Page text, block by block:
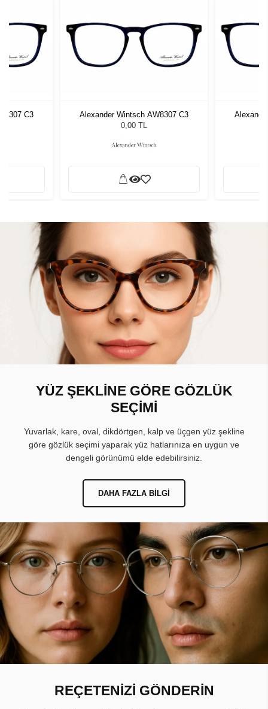
C3
Alexander Wintsch AW8307 C3
0,00 TL
YÜZ ŞEKLİNE GÖRE GÖZLÜK
SEÇİMİ
Yuvarlak, kare, oval, dikdörtgen, kalp ve üçgen yüz şekline
göre gözlük seçimi yaparak yüz hatlarınıza en uygun ve
dengeli görünümü elde edebilirsiniz.
DAHA FAZLA BILGI
REÇETENİZİ GÖNDERİN